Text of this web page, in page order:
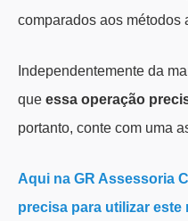
comparados aos métodos
Independentemente da
que essa operação
portanto, conte com uma
Aqui na GR Assessoria
precisa para utilizar este